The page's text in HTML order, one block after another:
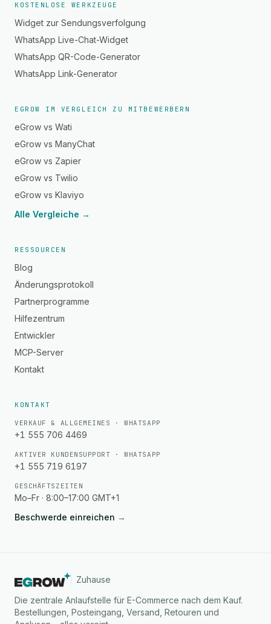
KOSTENLOSE WERKZEUGE
Widget zur Sendungsverfolgung
WhatsApp Live-Chat-Widget
WhatsApp QR-Code-Generator
WhatsApp Link-Generator
EGROW IM VERGLEICH ZU MITBEWERBERN
eGrow vs Wati
eGrow vs ManyChat
eGrow vs Zapier
eGrow vs Twilio
eGrow vs Klaviyo
Alle Vergleiche →
RESSOURCEN
Blog
Änderungsprotokoll
Partnerprogramme
Hilfezentrum
Entwickler
MCP-Server
Kontakt
KONTAKT
VERKAUF & ALLGEMEINES · WHATSAPP
+1 555 706 4469
AKTIVER KUNDENSUPPORT · WHATSAPP
+1 555 719 6197
GESCHÄFTSZEITEN
Mo–Fr · 8:00–17:00 GMT+1
Beschwerde einreichen →
Zuhause
Die zentrale Anlaufstelle für E-Commerce nach dem Kauf.
Bestellungen, Posteingang, Versand, Retouren und